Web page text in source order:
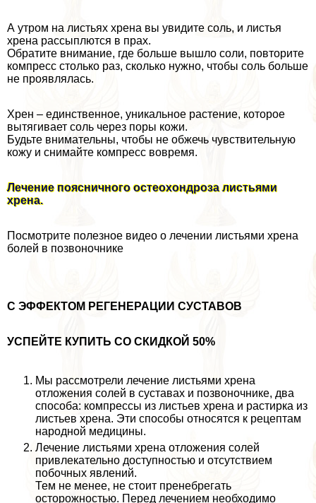
А утром на листьях хрена вы увидите соль, и листья
хрена рассыплются в прах.
Обратите внимание, где больше вышло соли, повторите
компресс столько раз, сколько нужно, чтобы соль больше
не проявлялась.
Хрен – единственное, уникальное растение, которое
вытягивает соль через поры кожи.
Будьте внимательны, чтобы не обжечь чувствительную
кожу и снимайте компресс вовремя.
Лечение поясничного остеохондроза листьями
хрена.
Посмотрите полезное видео о лечении листьями хрена
болей в позвоночнике
С ЭФФЕКТОМ РЕГЕНЕРАЦИИ СУСТАВОВ
УСПЕЙТЕ КУПИТЬ СО СКИДКОЙ 50%
Мы рассмотрели лечение листьями хрена
отложения солей в суставах и позвоночнике, два
способа: компрессы из листьев хрена и растирка из
листьев хрена. Эти способы относятся к рецептам
народной медицины.
Лечение листьями хрена отложения солей
привлекательно доступностью и отсутствием
побочных явлений.
Тем не менее, не стоит пренебрегать
осторожностью. Перед лечением необходимо